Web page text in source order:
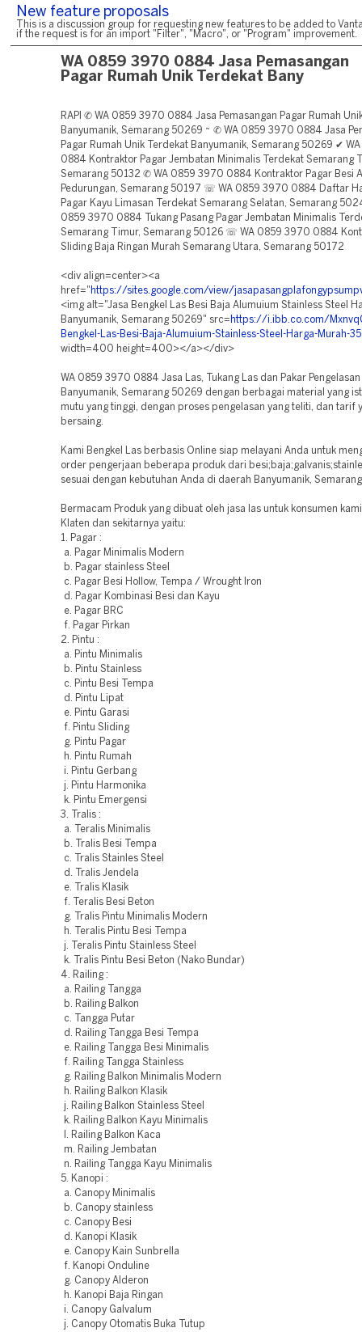
New feature proposals
This is a discussion group for requesting new features to be added to
if the request is for an import "Filter", "Macro", or "Program" improvement.
WA 0859 3970 0884 Jasa Pemasangan
Pagar Rumah Unik Terdekat Bany
RAPI ✆ WA 0859 3970 0884 Jasa Pemasangan Pagar Rumah
Banyumanik, Semarang 50269 ~ ✆ WA 0859 3970 0884 Jasa
Pagar Rumah Unik Terdekat Banyumanik, Semarang 50269 ✔
0884 Kontraktor Pagar Jembatan Minimalis Terdekat Semarang
Semarang 50132 ✆ WA 0859 3970 0884 Kontraktor Pagar Besi
Pedurungan, Semarang 50197 ☏ WA 0859 3970 0884 Daftar
Pagar Kayu Limasan Terdekat Semarang Selatan, Semarang
0859 3970 0884 Tukang Pasang Pagar Jembatan Minimalis
Semarang Timur, Semarang 50126 ☏ WA 0859 3970 0884
Sliding Baja Ringan Murah Semarang Utara, Semarang 50172
<div align=center><a
href=" https://sites.google.com/view/
<img alt="Jasa Bengkel Las Besi Baja Alumuium Stainless Steel
Banyumanik, Semarang 50269" src= https://i.ibb.co.com/
Bengkel-Las-Besi-Baja-Alumuium-Stainless-Steel-Harga-Murah-
width=400 height=400></a></div>
WA 0859 3970 0884 Jasa Las, Tukang Las dan Pakar
Banyumanik, Semarang 50269 dengan berbagai material yang
mutu yang tinggi, dengan proses pengelasan yang teliti, dan tarif
bersaing.
Kami Bengkel Las berbasis Online siap melayani Anda untuk
order pengerjaan beberapa produk dari
sesuai dengan kebutuhan Anda di daerah Banyumanik,
Bermacam Produk yang dibuat oleh jasa las untuk konsumen
Klaten dan sekitarnya yaitu:
1. Pagar :
a. Pagar Minimalis Modern
b. Pagar stainless Steel
c. Pagar Besi Hollow, Tempa / Wrought Iron
d. Pagar Kombinasi Besi dan Kayu
e. Pagar BRC
f. Pagar Pirkan
2. Pintu :
a. Pintu Minimalis
b. Pintu Stainless
c. Pintu Besi Tempa
d. Pintu Lipat
e. Pintu Garasi
f. Pintu Sliding
g. Pintu Pagar
h. Pintu Rumah
i. Pintu Gerbang
j. Pintu Harmonika
k. Pintu Emergensi
3. Tralis :
a. Teralis Minimalis
b. Tralis Besi Tempa
c. Tralis Stainles Steel
d. Tralis Jendela
e. Tralis Klasik
f. Teralis Besi Beton
g. Tralis Pintu Minimalis Modern
h. Teralis Pintu Besi Tempa
j. Teralis Pintu Stainless Steel
k. Tralis Pintu Besi Beton (Nako Bundar)
4. Railing :
a. Railing Tangga
b. Railing Balkon
c. Tangga Putar
d. Railing Tangga Besi Tempa
e. Railing Tangga Besi Minimalis
f. Railing Tangga Stainless
g. Railing Balkon Minimalis Modern
h. Railing Balkon Klasik
j. Railing Balkon Stainless Steel
k. Railing Balkon Kayu Minimalis
l. Railing Balkon Kaca
m. Railing Jembatan
n. Railing Tangga Kayu Minimalis
5. Kanopi :
a. Canopy Minimalis
b. Canopy stainless
c. Canopy Besi
d. Kanopi Klasik
e. Canopy Kain Sunbrella
f. Kanopi Onduline
g. Canopy Alderon
h. Kanopi Baja Ringan
i. Canopy Galvalum
j. Canopy Otomatis Buka Tutup